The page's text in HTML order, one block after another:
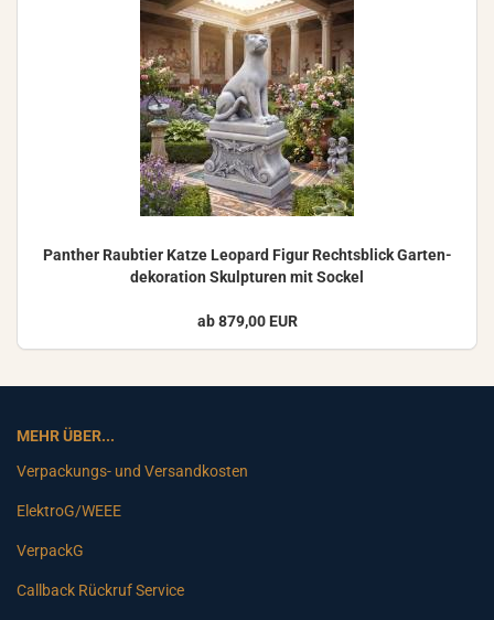
Pan­ther Raub­tier Katze Leo­pard Figur Rechts­blick Gar­ten­
de­ko­ra­ti­on Skulp­tu­ren mit So­ckel
ab 879,00 EUR
MEHR ÜBER...
Verpackungs- und Versandkosten
ElektroG/WEEE
VerpackG
Callback Rückruf Service